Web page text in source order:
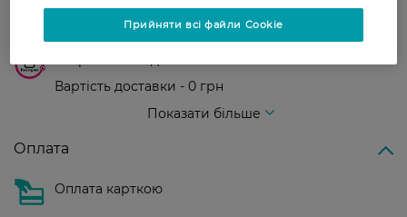
Вартість доставки - 79 грн, безкоштовна
доставка від - 599 грн
Вартість доставки - 0 грн
Показати більше
Оплата
Оплата карткою
Прийняти всі файли Cookie